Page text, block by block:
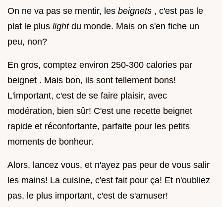
On ne va pas se mentir, les beignets , c'est pas le
plat le plus light du monde. Mais on s'en fiche un
peu, non?
En gros, comptez environ 250-300 calories par
beignet . Mais bon, ils sont tellement bons!
L'important, c'est de se faire plaisir, avec
modération, bien sûr! C'est une recette beignet
rapide et réconfortante, parfaite pour les petits
moments de bonheur.
Alors, lancez vous, et n'ayez pas peur de vous salir
les mains! La cuisine, c'est fait pour ça! Et n'oubliez
pas, le plus important, c'est de s'amuser!